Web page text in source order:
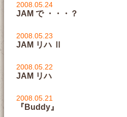
2008.05.24
JAM で ・・・？
2008.05.23
JAM リハ Ⅱ
2008.05.22
JAM リハ
2008.05.21
『Buddy』